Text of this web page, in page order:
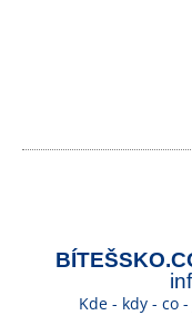
Kde - kdy - co